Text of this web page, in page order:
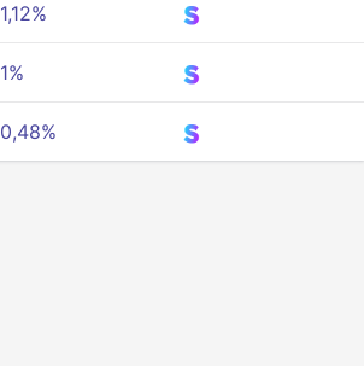
1,12%
1%
0,48%